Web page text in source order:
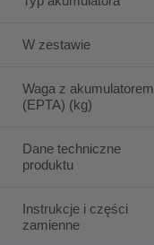
W zestawie
Waga z akumulatorem
(EPTA) (kg)
Dane techniczne
produktu
Instrukcje i części
zamienne